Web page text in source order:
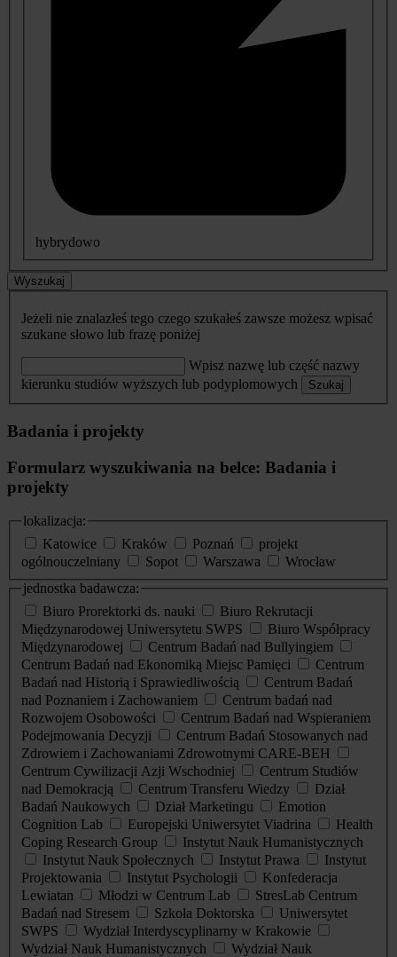
hybrydowo
Wyszukaj
Jeżeli nie znalazłeś tego czego szukałeś zawsze możesz wpisać
szukane słowo lub frazę poniżej
Wpisz nazwę lub część nazwy
kierunku studiów wyższych lub podyplomowych
Szukaj
Badania i projekty
Formularz wyszukiwania na belce: Badania i
projekty
lokalizacja:
Katowice
Kraków Poznań
projekt
ogólnouczelniany
Sopot Warszawa
Wrocław
jednostka badawcza:
Biuro Prorektorki ds. nauki
Biuro Rekrutacji
Międzynarodowej Uniwersytetu SWPS
Biuro Współpracy
Międzynarodowej
Centrum Badań nad Bullyingiem
Centrum Badań nad Ekonomiką Miejsc Pamięci
Centrum
Badań nad Historią i Sprawiedliwością
Centrum Badań
nad Poznaniem i Zachowaniem
Centrum badań nad
Rozwojem Osobowości
Centrum Badań nad Wspieraniem
Podejmowania Decyzji
Centrum Badań Stosowanych nad
Zdrowiem i Zachowaniami Zdrowotnymi CARE-BEH
Centrum Cywilizacji Azji Wschodniej
Centrum Studiów
nad Demokracją
Centrum Transferu Wiedzy
Dział
Badań Naukowych
Dział Marketingu
Emotion
Cognition Lab
Europejski Uniwersytet Viadrina
Health
Coping Research Group
Instytut Nauk Humanistycznych
Instytut Nauk Społecznych
Instytut Prawa
Instytut
Projektowania
Instytut Psychologii
Konfederacja
Lewiatan
Młodzi w Centrum Lab
StresLab Centrum
Badań nad Stresem
Szkoła Doktorska
Uniwersytet
SWPS
Wydział Interdyscyplinarny w Krakowie
Wydział Nauk Humanistycznych
Wydział Nauk